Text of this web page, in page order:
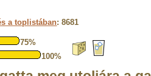
a toplistában: 8681
75%
100%